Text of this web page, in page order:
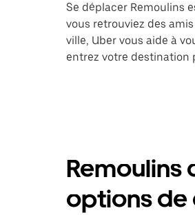
Se déplacer Remoulins
vous retrouviez des
ville, Uber vous aide à
entrez votre destination
Remoulins
options